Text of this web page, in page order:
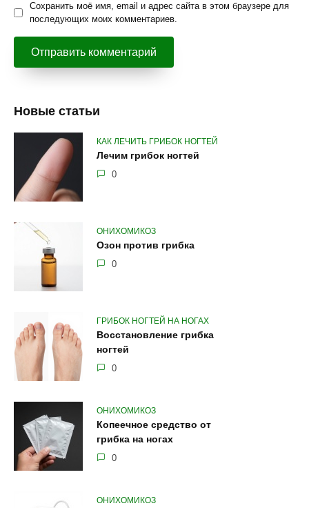
Сохранить моё имя, email и адрес сайта в этом браузере для
последующих моих комментариев.
Новые статьи
КАК ЛЕЧИТЬ ГРИБОК НОГТЕЙ
Лечим грибок ногтей
0
ОНИХОМИКОЗ
Озон против грибка
0
ГРИБОК НОГТЕЙ НА НОГАХ
Восстановление грибка
ногтей
0
ОНИХОМИКОЗ
Копеечное средство от
грибка на ногах
0
ОНИХОМИКОЗ